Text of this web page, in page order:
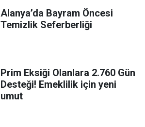
Alanya’da Bayram Öncesi
Temizlik Seferberliği
Prim Eksiği Olanlara 2.760 Gün
Desteği! Emeklilik için yeni
umut